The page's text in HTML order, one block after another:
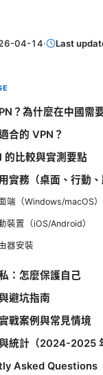
04-14· Last
？為什麼在中國需
合的 VPN？
的比較與實測要點
實務（桌面、行動、
端（Windows/macOS）
裝置（iOS/Android）
器安裝
：怎麼保護自己
避坑指南
戰案例與常見情境
統計（2024-2025
Asked Questions